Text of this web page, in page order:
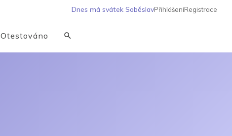
Dnes má svátek SoběslavPřihlášeníRegistrace
Otestováno